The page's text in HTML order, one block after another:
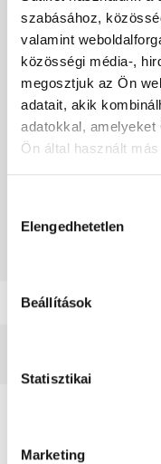
szabásához,
valamint
közösségi média-,
megosztjuk az Ön
adatait, akik
adatokkal,
Ön által használt
kiválasztása
Elengedhetetlen
Beállítások
Statisztikai
Marketing
Telefonszám